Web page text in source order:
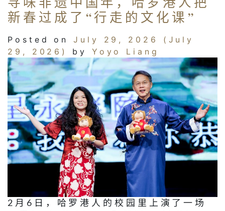
寻味非遗中国年，哈罗港人把
新春过成了“行走的文化课”
Posted on July 29, 2026
(July
29, 2026) by Yoyo Liang
2月6日，哈罗港人的校园里上演了一场